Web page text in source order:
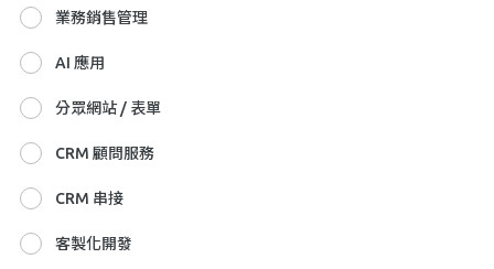
業務銷售管理
AI 應用
分眾網站 / 表單
CRM 顧問服務
CRM 串接
客製化開發